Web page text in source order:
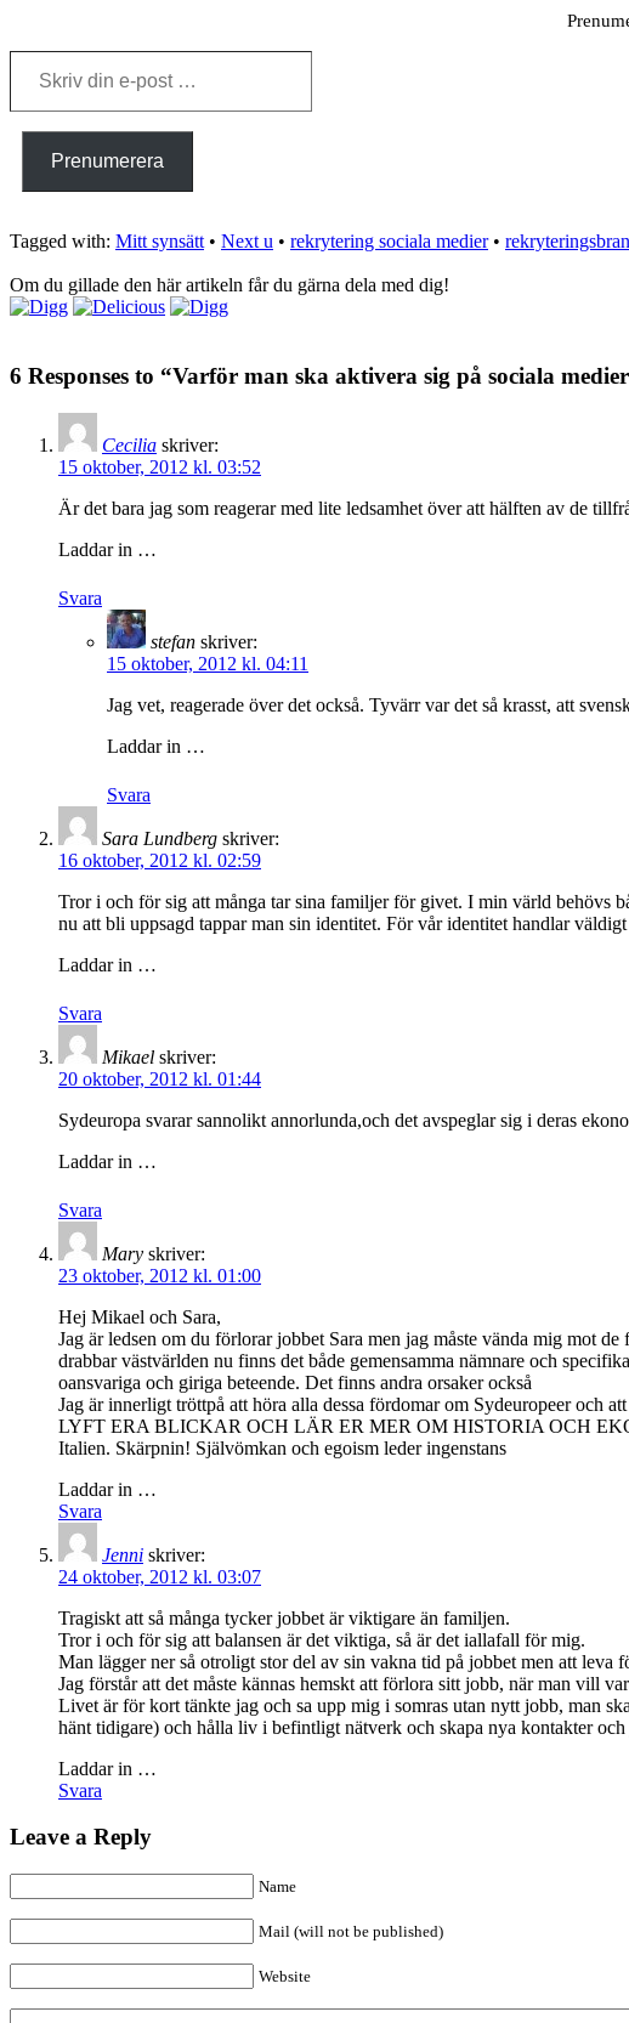
Prenumerera
Tagged with: Mitt synsätt • Next u • rekrytering sociala medier•
Om du gillade den här artikeln får du gärna dela med dig!
6 Responses to “Varför man ska aktivera sig på sociala
Cecilia skriver:
15 oktober, 2012 kl. 03:52
Är det bara jag som reagerar med lite ledsamhet över att hälften av de
Laddar in …
Svara
stefan skriver:
15 oktober, 2012 kl. 04:11
Jag vet, reagerade över det också. Tyvärr var det så krasst, att
Laddar in …
Svara
Sara Lundberg skriver:
16 oktober, 2012 kl. 02:59
Tror i och för sig att många tar sina familjer för givet. I min värld behövs
nu att bli uppsagd tappar man sin identitet. För vår identitet handlar
Laddar in …
Svara
Mikael skriver:
20 oktober, 2012 kl. 01:44
Sydeuropa svarar sannolikt annorlunda,och det avspeglar sig i deras
Laddar in …
Svara
Mary skriver:
23 oktober, 2012 kl. 01:00
Hej Mikael och Sara,
Jag är ledsen om du förlorar jobbet Sara men jag måste vända mig mot
drabbar västvärlden nu finns det både gemensamma nämnare och
oansvariga och giriga beteende. Det finns andra orsaker också
Jag är innerligt tröttpå att höra alla dessa fördomar om Sydeuropeer och
LYFT ERA BLICKAR OCH LÄR ER MER OM HISTORIA OCH
Italien. Skärpnin! Självömkan och egoism leder ingenstans
Laddar in …
Svara
Jenni skriver:
24 oktober, 2012 kl. 03:07
Tragiskt att så många tycker jobbet är viktigare än familjen.
Tror i och för sig att balansen är det viktiga, så är det iallafall för mig.
Man lägger ner så otroligt stor del av sin vakna tid på jobbet men att
Jag förstår att det måste kännas hemskt att förlora sitt jobb, när man vill
Livet är för kort tänkte jag och sa upp mig i somras utan nytt jobb, man
hänt tidigare) och hålla liv i befintligt nätverk och skapa nya kontakter
Laddar in …
Svara
Leave a Reply
Name
Mail (will not be published)
Website